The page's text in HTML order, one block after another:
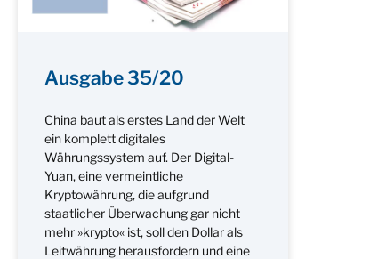
Ausgabe 35/20
China baut als erstes Land der Welt
ein komplett digitales
Währungssystem auf. Der Digital-
Yuan, eine vermeintliche
Kryptowährung, die aufgrund
staatlicher Überwachung gar nicht
mehr »krypto« ist, soll den Dollar als
Leitwährung herausfordern und eine